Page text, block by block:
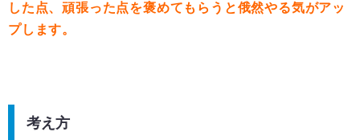
した点、頑張った点を褒めてもらうと俄然やる気がアッ
プします。
考え方